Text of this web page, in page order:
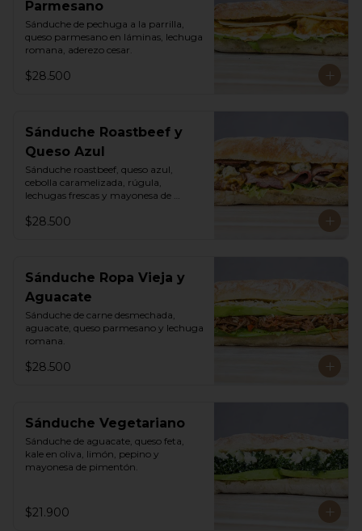
Parmesano
Sánduche de pechuga a la parrilla,
queso parmesano en láminas, lechuga
romana, aderezo cesar.
$28.500
Sánduche Roastbeef y
Queso Azul
Sánduche roastbeef, queso azul,
cebolla caramelizada, rúgula,
lechugas frescas y mayonesa de
$28.500
Sánduche Ropa Vieja y
Aguacate
Sánduche de carne desmechada,
aguacate, queso parmesano y lechuga
romana.
$28.500
Sánduche Vegetariano
Sánduche de aguacate, queso feta,
kale en oliva, limón, pepino y
mayonesa de pimentón.
$21.900